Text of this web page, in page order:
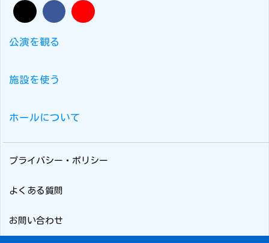
公演を観る
施設を使う
ホールについて
プライバシー・ポリシー
よくある質問
お問い合わせ